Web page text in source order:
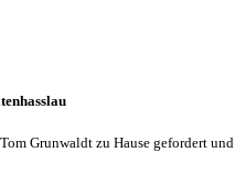
Grunwaldt zu Hause gefordert und